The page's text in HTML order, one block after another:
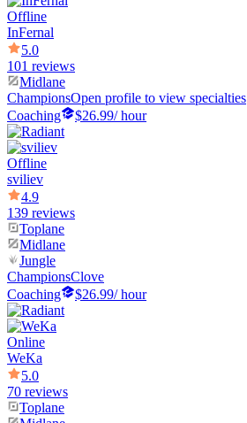
Offline
InFernal
5.0
101 reviews
Midlane
ChampionsOpen profile to view specialties
Coaching
$26.99/ hour
Offline
sviliev
4.9
139 reviews
Toplane
Midlane
Jungle
ChampionsClove
Coaching
$26.99/ hour
Online
WeKa
5.0
70 reviews
Toplane